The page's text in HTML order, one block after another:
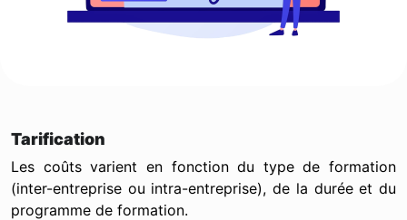
Tarification
Les coûts varient en fonction du type de formation
(inter-entreprise ou intra-entreprise), de la durée et du
programme de formation.